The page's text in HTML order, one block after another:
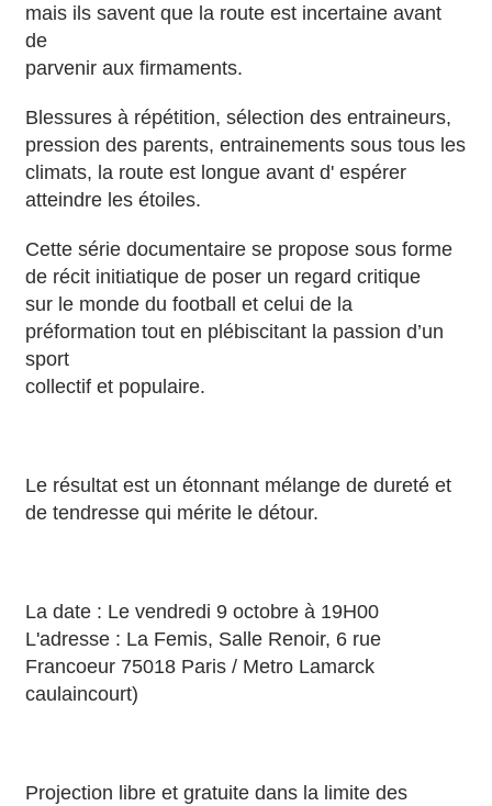
mais ils savent que la route est incertaine avant
de
parvenir aux firmaments.
Blessures à répétition, sélection des entraineurs,
pression des parents, entrainements sous tous les
climats, la route est longue avant d' espérer
atteindre les étoiles.
Cette série documentaire se propose sous forme
de récit initiatique de poser un regard critique
sur le monde du football et celui de la
préformation tout en plébiscitant la passion d’un
sport
collectif et populaire.
Le résultat est un étonnant mélange de dureté et
de tendresse qui mérite le détour.
La date : Le vendredi 9 octobre à 19H00
L'adresse : La Femis, Salle Renoir, 6 rue
Francoeur 75018 Paris / Metro Lamarck
caulaincourt)
Projection libre et gratuite dans la limite des